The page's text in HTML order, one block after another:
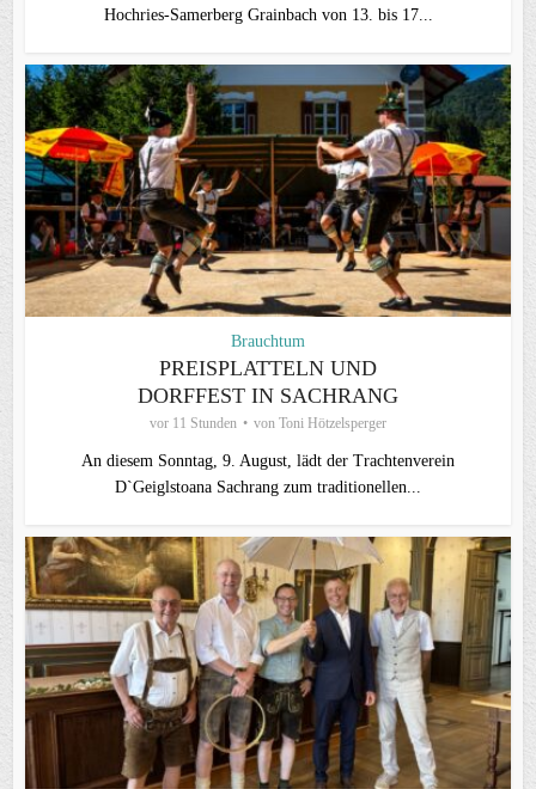
Hochries-Samerberg Grainbach von 13. bis 17...
Brauchtum
PREISPLATTELN UND
DORFFEST IN SACHRANG
vor 11 Stunden von Toni Hötzelsperger
An diesem Sonntag, 9. August, lädt der Trachtenverein
D`Geiglstoana Sachrang zum traditionellen...